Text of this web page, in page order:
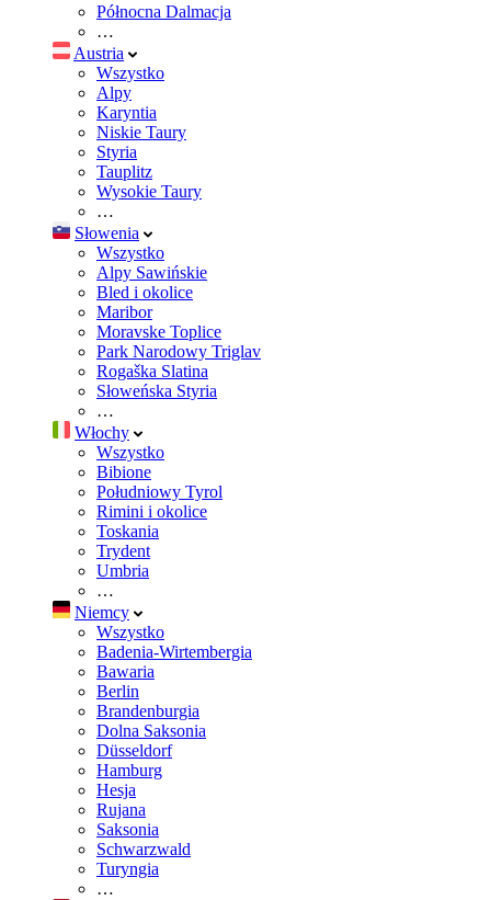
Północna Dalmacja
…
Austria
Wszystko
Alpy
Karyntia
Niskie Taury
Styria
Tauplitz
Wysokie Taury
…
Słowenia
Wszystko
Alpy Sawińskie
Bled i okolice
Maribor
Moravske Toplice
Park Narodowy Triglav
Rogaška Slatina
Słoweńska Styria
…
Włochy
Wszystko
Bibione
Południowy Tyrol
Rimini i okolice
Toskania
Trydent
Umbria
…
Niemcy
Wszystko
Badenia-Wirtembergia
Bawaria
Berlin
Brandenburgia
Dolna Saksonia
Düsseldorf
Hamburg
Hesja
Rujana
Saksonia
Schwarzwald
Turyngia
…